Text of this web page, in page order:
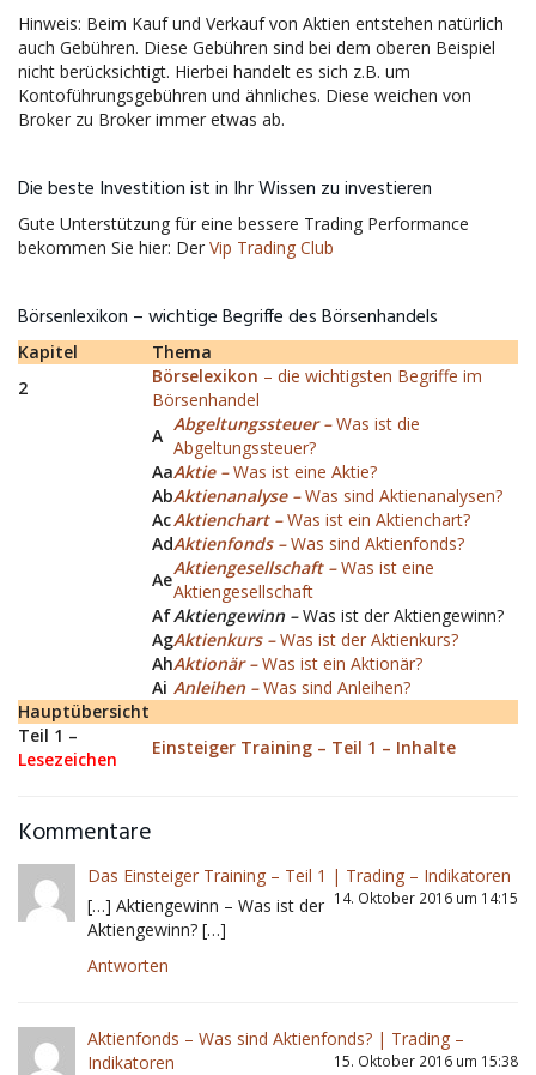
Hinweis: Beim Kauf und Verkauf von Aktien entstehen natürlich
auch Gebühren. Diese Gebühren sind bei dem oberen Beispiel
nicht berücksichtigt. Hierbei handelt es sich z.B. um
Kontoführungsgebühren und ähnliches. Diese weichen von
Broker zu Broker immer etwas ab.
Die beste Investition ist in Ihr Wissen zu investieren
Gute Unterstützung für eine bessere Trading Performance
bekommen Sie hier: Der Vip Trading Club
Börsenlexikon – wichtige Begriffe des Börsenhandels
Kapitel
Thema
2
Börselexikon – die wichtigsten Begriffe im
Börsenhandel
A
Abgeltungssteuer –Was ist die
Abgeltungssteuer?
AaAktie –Was ist eine Aktie?
AbAktienanalyse –Was sind Aktienanalysen?
AcAktienchart –Was ist ein Aktienchart?
AdAktienfonds –Was sind Aktienfonds?
Ae
Aktiengesellschaft –Was ist eine
Aktiengesellschaft
AfAktiengewinn –Was ist der Aktiengewinn?
AgAktienkurs –Was ist der Aktienkurs?
AhAktionär –Was ist ein Aktionär?
Ai Anleihen –Was sind Anleihen?
Hauptübersicht
Teil 1 –
Lesezeichen
Einsteiger Training – Teil 1 – Inhalte
Kommentare
Das Einsteiger Training – Teil 1 | Trading – Indikatoren
14. Oktober 2016 um 14:15
[…] Aktiengewinn – Was ist der
Aktiengewinn? […]
Antworten
Aktienfonds – Was sind Aktienfonds? | Trading –
Indikatoren
15. Oktober 2016 um 15:38